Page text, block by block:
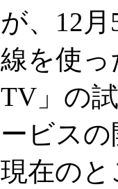
が、12
線を使
TV」の
ービス
現在の